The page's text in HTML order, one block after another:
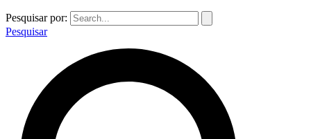
Pesquisar por:
Pesquisar